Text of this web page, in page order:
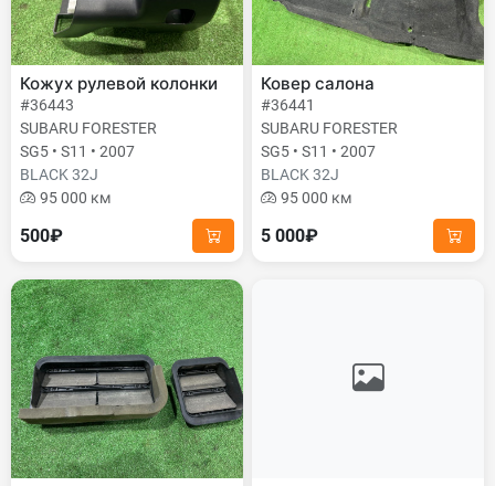
Кожух рулевой колонки
#36443
SUBARU FORESTER
SG5 • S11 • 2007
BLACK 32J
95 000 км
500₽
Ковер салона
#36441
SUBARU FORESTER
SG5 • S11 • 2007
BLACK 32J
95 000 км
5 000₽